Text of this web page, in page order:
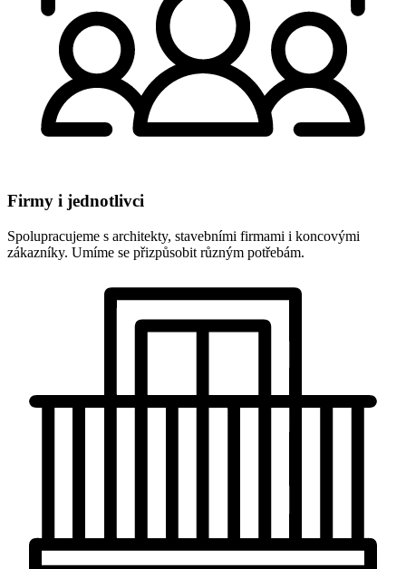
Firmy i jednotlivci
Spolupracujeme s architekty, stavebními firmami i koncovými
zákazníky. Umíme se přizpůsobit různým potřebám.